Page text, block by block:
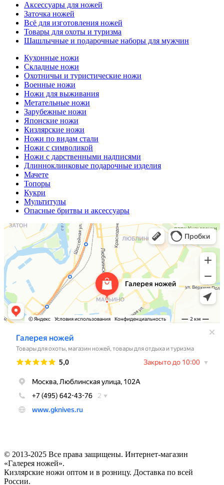
Аксессуары для ножей
Заточка ножей
Всё для изготовления ножей
Товары для охоты и туризма
Шашлычные и подарочные наборы для мужчин
Кухонные ножи
Складные ножи
Охотничьи и туристические ножи
Военные ножи
Ножи для выживания
Метательные ножи
Зарубежные ножи
Японские ножи
Кизлярские ножи
Ножи по видам стали
Ножи с символикой
Ножи с дарственными надписями
Длинноклинковые подарочные изделия
Мачете
Топоры
Кукри
Мультитулы
Опасные бритвы и аксессуары
© 2013-2025 Все права защищены. Интернет-магазин
«Галерея ножей».
Кизлярские ножи оптом и в розницу. Доставка по всей
России.